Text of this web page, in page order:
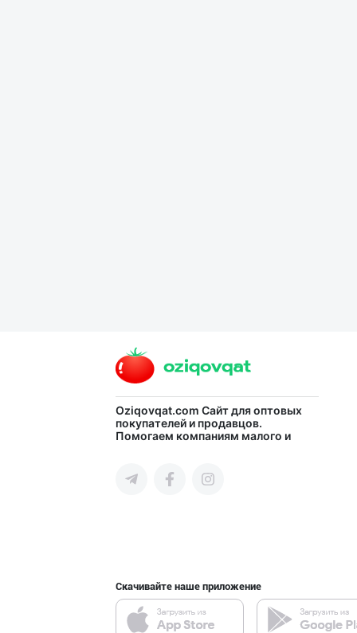
Oziqovqat.com Сайт для оптовых
покупателей и продавцов.
Помогаем компаниям малого и
поставщиков и новых клиентов,
продвигать свою продукцию в
Скачивайте наше приложение